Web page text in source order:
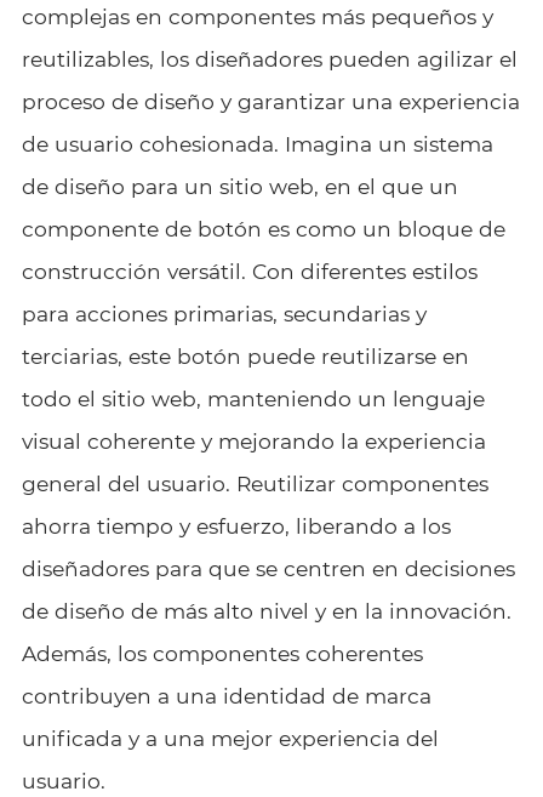
complejas en componentes más pequeños y
reutilizables, los diseñadores pueden agilizar el
proceso de diseño y garantizar una experiencia
de usuario cohesionada. Imagina un sistema
de diseño para un sitio web, en el que un
componente de botón es como un bloque de
construcción versátil. Con diferentes estilos
para acciones primarias, secundarias y
terciarias, este botón puede reutilizarse en
todo el sitio web, manteniendo un lenguaje
visual coherente y mejorando la experiencia
general del usuario. Reutilizar componentes
ahorra tiempo y esfuerzo, liberando a los
diseñadores para que se centren en decisiones
de diseño de más alto nivel y en la innovación.
Además, los componentes coherentes
contribuyen a una identidad de marca
unificada y a una mejor experiencia del
usuario.